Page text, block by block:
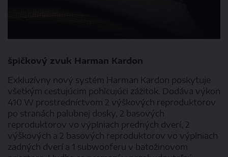
špičkový zvuk Harman Kardon
Exkluzívny nový systém Harman Kardon poskytuje
všetkým cestujúcim pohlcujúci zážitok. Dodáva výkon
410 W prostredníctvom 2 výškových reproduktorov
po stranách palubnej dosky, 2 basových
reproduktorov vo výplniach predných dverí, 2
výškových a 2 basových reproduktorov vo výplniach
zadných dverí a 1 subwooferu v batožinovom